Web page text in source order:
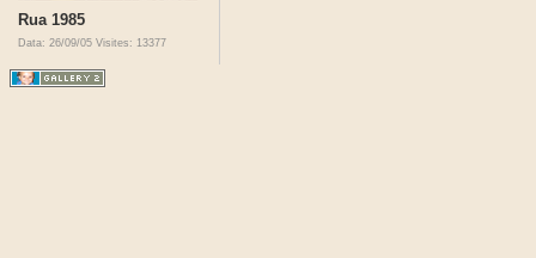
Rua 1985
Data: 26/09/05 Visites: 13377